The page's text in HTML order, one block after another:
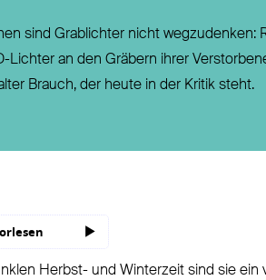
Rente
sind Grablichter nicht wegzudenken:
Lichter an den Gräbern ihrer
Brauch, der heute in der Kritik steht.
Herbst- und Winterzeit sind sie